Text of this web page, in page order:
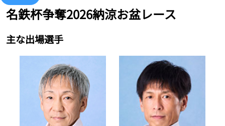
名鉄杯争奪2026納涼お盆レース
主な出場選手